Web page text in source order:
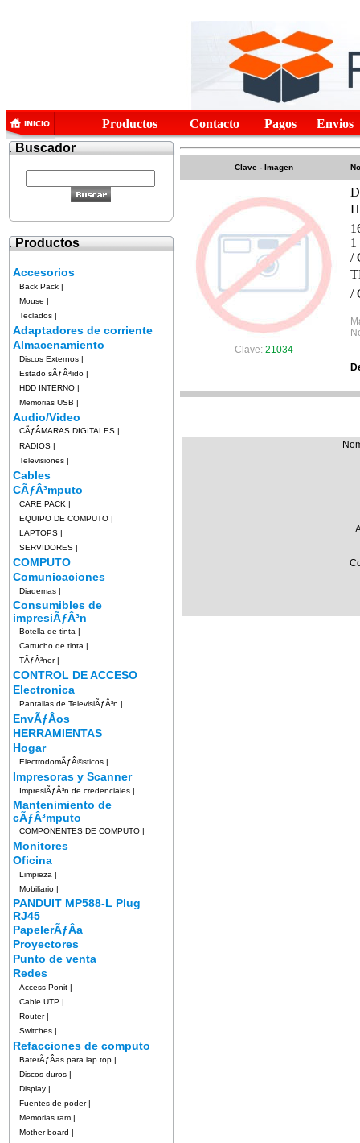
Productos Contacto Pagos
Envios
.Buscador
.Productos
Accesorios
Back Pack |
Mouse |
Teclados |
Adaptadores de corriente
Almacenamiento
Discos Externos |
Estado sÃƒÂ³lido |
HDD INTERNO |
Memorias USB |
Audio/Video
CÃƒÂMARAS DIGITALES |
RADIOS |
Televisiones |
Cables
CÃƒÂ³mputo
CARE PACK |
EQUIPO DE COMPUTO |
LAPTOPS |
SERVIDORES |
COMPUTO
Comunicaciones
Diademas |
Consumibles de
impresiÃƒÂ³n
Botella de tinta |
Cartucho de tinta |
TÃƒÂ³ner|
CONTROL DE ACCESO
Electronica
Pantallas de TelevisiÃƒÂ³n |
EnvÃƒÂ­os
HERRAMIENTAS
Hogar
ElectrodomÃƒÂ©sticos |
Impresoras y Scanner
ImpresiÃƒÂ³n de credenciales |
Mantenimiento de
cÃƒÂ³mputo
COMPONENTES DE COMPUTO |
Monitores
Oficina
Limpieza |
Mobiliario |
PANDUIT MP588-L Plug
RJ45
PapelerÃƒÂ­a
Proyectores
Punto de venta
Redes
Access Ponit |
Cable UTP |
Router|
Switches |
Refacciones de computo
BaterÃƒÂ­as para lap top |
Discos duros |
Display |
Fuentes de poder|
Memorias ram |
Mother board |
Clave - Imagen
Clave: 21034
/
/